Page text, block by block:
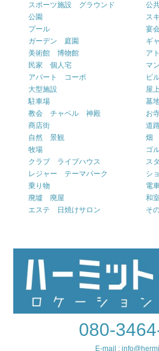
スポーツ施設 グラウンド
公
公園
ス
プール
宴
ガーデン 庭園
ギ
美術館 博物館
ア
民家 個人宅
マ
アパート コーポ
ビ
大型施設
屋上
駐車場
墓
教会 チャペル 神殿
お
商店街
道
自然 景観
畑
牧場
ゴ
クラブ ライブハウス
ス
レジャー テーマパーク
シ
乗り物
電
廃墟 廃屋
和
エステ 日焼けサロン
そ
080-
E-mail :